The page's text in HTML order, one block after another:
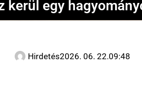
kerül egy
Hirdetés2026. 06. 22.09:48